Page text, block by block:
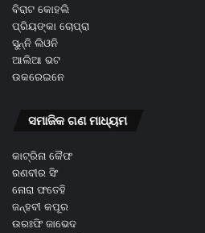
ବିରାଟ କୋହଲି
ପ୍ରିୟଙ୍କା ଚୋପ୍ରା
ସୁନ୍ନି ଲିଓନି
ଆଲିଆ ଭଟ
ଉକରେଇନେ
ସମାଜିକ ଗଣ ମାଧ୍ୟମ
କାଟ୍ରିନା କୈଫ
ରଣବୀର ସିଂ
ନୋରା ଫତେହି
ଜନ୍ହବୀ କପୂର
ଉରଃଫି ଜାଭେଦ